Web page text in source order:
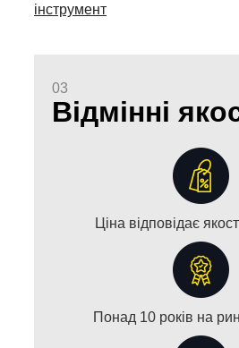
інструмент
03
Відмінні
Ціна відповідає
Понад 10 років на